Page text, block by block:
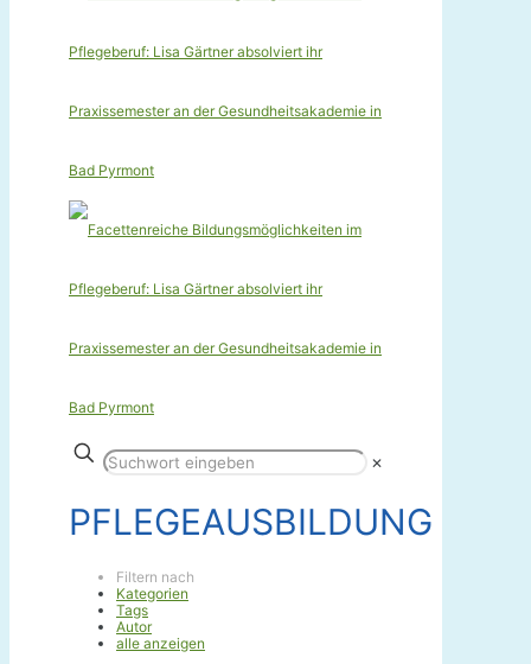
✕
PFLEGEAUSBILDUNG
Filtern nach
Kategorien
Tags
Autor
alle anzeigen